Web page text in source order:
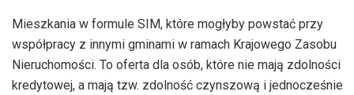
Mieszkania w formule SIM, które mogłyby powstać przy
współpracy z innymi gminami w ramach Krajowego Zasobu
Nieruchomości. To oferta dla osób, które nie mają zdolności
kredytowej, a mają tzw. zdolność czynszową i jednocześnie